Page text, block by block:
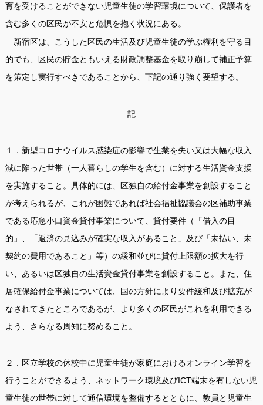
育を受けることができない児童生徒の学習環境について、保護者を
含む多くの区民が不安と危惧を抱く状況にある。
新宿区は、こうした区民の生活及び児童生徒の学ぶ権利を守る目
的でも、区民の貯金ともいえる財政調整基金を取り崩して補正予算
を策定し実行すべきであることから、下記の通り強く要望する。
記
１．新型コロナウイルス感染症の影響で生業を失い又は大幅な収入
減に陥った世帯（一人暮らしの学生を含む）に対する生活資金支援
を実施すること。具体的には、区独自の給付金事業を創設すること
が考えられるが、これが困難であれば社会福祉協議会の区補助事業
である応急小口資金貸付事業について、貸付要件（「借入の目
的」、「返済の見込みが確実な収入があること」及び「未払い、未
契約の費用であること」等）の緩和並びに貸付上限額の拡大を行
い、あるいは区独自の生活資金貸付事業を創設すること。また、住
居確保給付金事業については、国の方針により要件緩和及び拡充が
なされてきたところであるが、より多くの区民がこれを利用できる
よう、さらなる周知に努めること。
２．区立学校の休校中に児童生徒が家庭におけるオンライン学習を
行うことができるよう、ネットワーク環境及びICT端末を有しない児
童生徒の世帯に対して通信環境を整備するとともに、教員と児童生